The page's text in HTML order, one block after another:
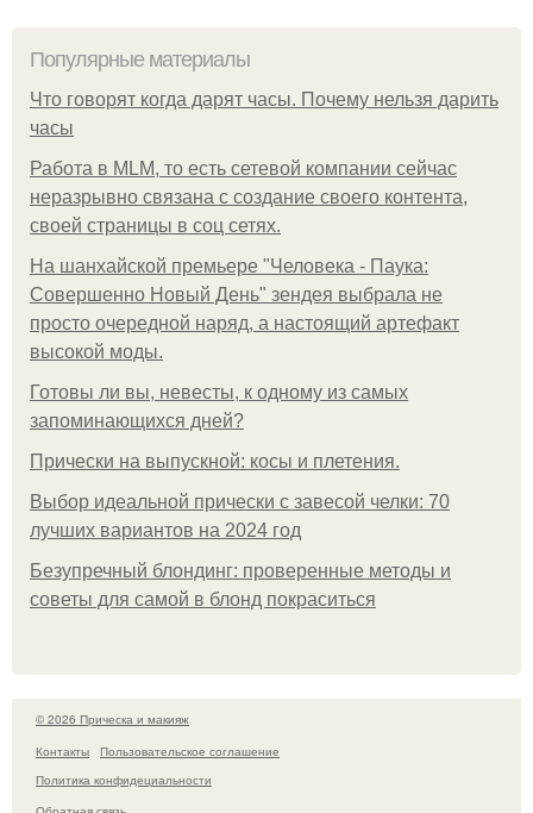
Популярные материалы
Что говорят когда дарят часы. Почему нельзя дарить
часы
Работа в MLM, то есть сетевой компании сейчас
неразрывно связана с создание своего контента,
своей страницы в соц сетях.
На шанхайской премьере "Человека - Паука:
Совершенно Новый День" зендея выбрала не
просто очередной наряд, а настоящий артефакт
высокой моды.
Готовы ли вы, невесты, к одному из самых
запоминающихся дней?
Прически на выпускной: косы и плетения.
Выбор идеальной прически с завесой челки: 70
лучших вариантов на 2024 год
Безупречный блондинг: проверенные методы и
советы для самой в блонд покраситься
© 2026 Прическа и макияж
Контакты
Пользовательское соглашение
Политика конфидециальности